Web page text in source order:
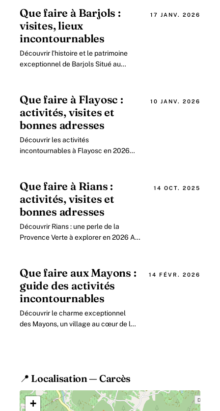
Que faire à Barjols :
visites, lieux
incontournables
Découvrir l’histoire et le patrimoine
exceptionnel de Barjols Situé au
17 JANV. 2026
Que faire à Flayosc :
activités, visites et
bonnes adresses
Découvrir les activités
incontournables à Flayosc en 2026
dans le département du Var.
10 JANV. 2026
Que faire à Rians :
activités, visites et
bonnes adresses
Découvrir Rians : une perle de la
Provence Verte à explorer en 2026 Au
riche.
14 OCT. 2025
Que faire aux Mayons :
guide des activités
incontournables
Découvrir le charme exceptionnel
des Mayons, un village au cœur de la
14 FÉVR. 2026
📍 Localisation — Carcès
+